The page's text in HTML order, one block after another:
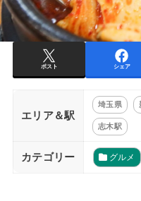
ポスト シェア
エリア＆駅
埼玉県
志木駅
カテゴリー グルメ